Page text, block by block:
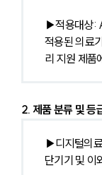
▶적용대상:
적용된 의료
리 지원 제품
2. 제품 분류 및 등
▶디지털의
단기기 및 이